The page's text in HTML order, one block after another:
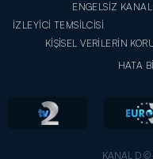
ENGELSİZ
İZLEYİCİ TEMSİLCİSİ
KİŞİSEL VERİLERİN
HATA
KANAL D ©